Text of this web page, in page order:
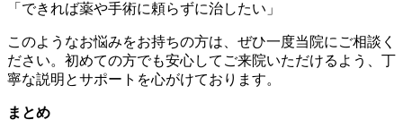
「できれば薬や手術に頼らずに治したい」
このようなお悩みをお持ちの方は、ぜひ一度当院にご相談く
ださい。初めての方でも安心してご来院いただけるよう、丁
寧な説明とサポートを心がけております。
まとめ